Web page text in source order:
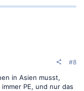
#8
in Asien musst,
PE, und nur das